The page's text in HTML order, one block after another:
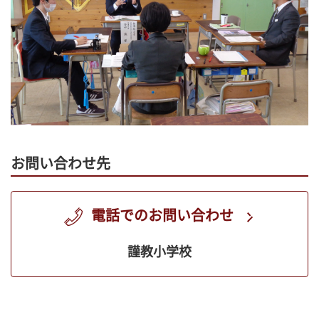
お問い合わせ先
電話でのお問い合わせ
謹教小学校